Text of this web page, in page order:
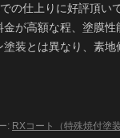
の仕上りに好評頂い
が高額な程、塗膜性
塗装とは異なり、素地
: RXコート（特殊焼付塗装